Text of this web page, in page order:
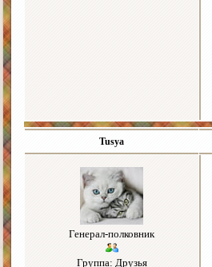
Tusya
Генерал-полковник
Группа: Друзья